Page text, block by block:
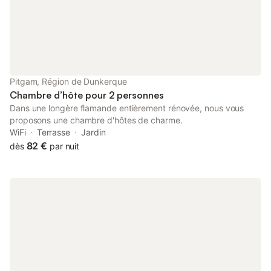
cm et d’un lit simple de 90 cm, pour un couchage pratique et
agréable. Le calme du village de Saint-Pierre-Brouck contribue
à
Pitgam, Région de Dunkerque
Chambre d’hôte pour 2 personnes
Dans une longère flamande entièrement rénovée, nous vous
proposons une chambre d'hôtes de charme.
WiFi
Terrasse
Jardin
dès 82 € par nuit